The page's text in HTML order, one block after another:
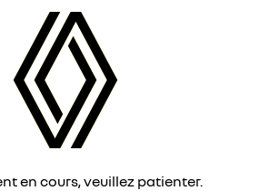
en cours, veuillez patienter.